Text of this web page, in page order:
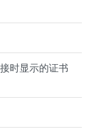
时显示的证书